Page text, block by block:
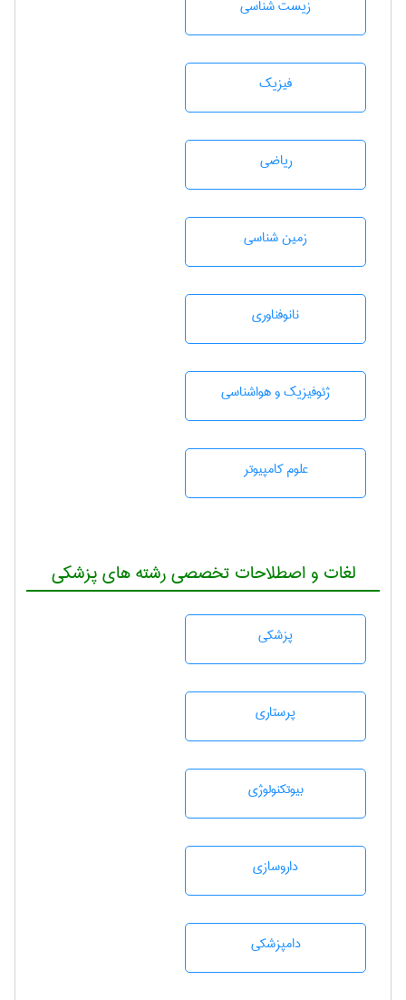
زيست شناسی
فیزیک
رياضی
زمين شناسی
نانوفناوری
ژئوفيزيك و هواشناسی
علوم کامپیوتر
لغات و اصطلاحات تخصصی رشته های پزشکی
پزشكی
پرستاری
بيوتكنولوژی
داروسازی
دامپزشكی